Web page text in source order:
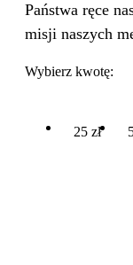
Państwa ręce
misji naszych
Wybierz kwotę:
25 zł